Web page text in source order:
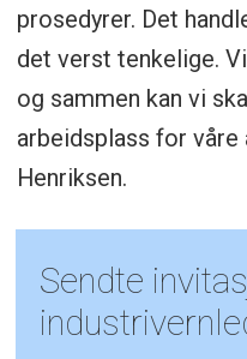
prosedyrer. Det
det verst tenkelige.
og sammen kan vi
arbeidsplass for
Henriksen.
Sendte